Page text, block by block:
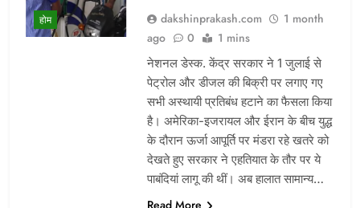
होम dakshinprakash.com
1 month
ago
0 1 mins
नेशनल डेस्क. केंद्र सरकार ने 1 जुलाई से
पेट्रोल और डीजल की बिक्री पर लगाए गए
सभी अस्थायी प्रतिबंध हटाने का फैसला किया
है। अमेरिका-इजरायल और ईरान के बीच युद्ध
के दौरान ऊर्जा आपूर्ति पर मंडरा रहे खतरे को
देखते हुए सरकार ने एहतियात के तौर पर ये
पाबंदियां लागू की थीं। अब हालात सामान्य…